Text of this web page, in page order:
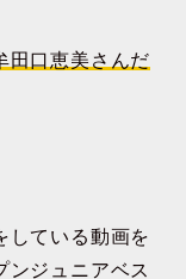
田口恵美さんだ
している動画を
ンジュニアベス